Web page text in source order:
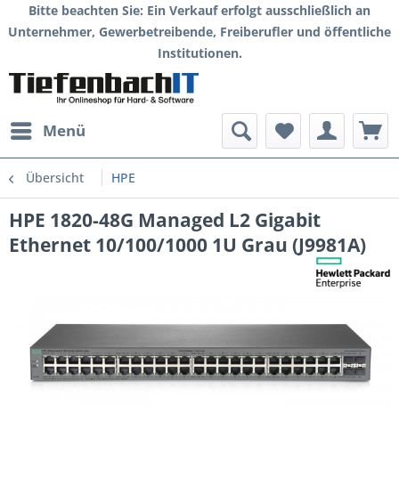
Bitte beachten Sie: Ein Verkauf erfolgt ausschließlich an
Unternehmer, Gewerbetreibende, Freiberufler und öffentliche
Institutionen.
Menü
Übersicht HPE
HPE 1820-48G Managed L2 Gigabit
Ethernet 10/100/1000 1U Grau (J9981A)